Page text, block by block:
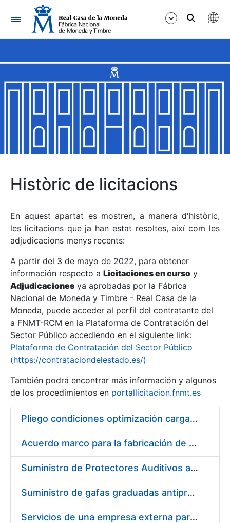
Navegació
Mostra/Amaga
Mostra/Amaga
Mostra/Amaga
Mostra/Amaga
Mostra/Amaga
Mostra/Amaga
Històric de licitacions
En aquest apartat es mostren, a manera d'històric,
les licitacions que ja han estat resoltes, així com les
adjudicacions menys recents:
A partir del 3 de mayo de 2022, para obtener
información respecto a Licitaciones en curso y
Adjudicaciones ya aprobadas por la Fábrica
Nacional de Moneda y Timbre - Real Casa de la
Moneda, puede acceder al perfil del contratante del
a FNMT-RCM en la Plataforma de Contratación del
Sector Público accediendo en el siguiente link:
Plataforma de Contratación del Sector Público
(https://contrataciondelestado.es/)
También podrá encontrar más información y algunos
de los procedimientos en portallicitacion.fnmt.es
Pliego condiciones optimización cargas compras firmado
Acuerdo marco para la fabricación de piezas
Suministro de Protectores Auditivos a medida para las personas trabajadoras de los Centros de Trabajo de Madrid y Burgos
Suministro de gafas graduadas antiproyecciones para los trabajadores de la FNMT-RCM en los centros de trabajo de Madrid y Burgos
Servicios de una empresa externa para el asesoramiento y resolución de los recursos de alzada que se presentan relacionados con procesos de selección para la FNMT-RCM